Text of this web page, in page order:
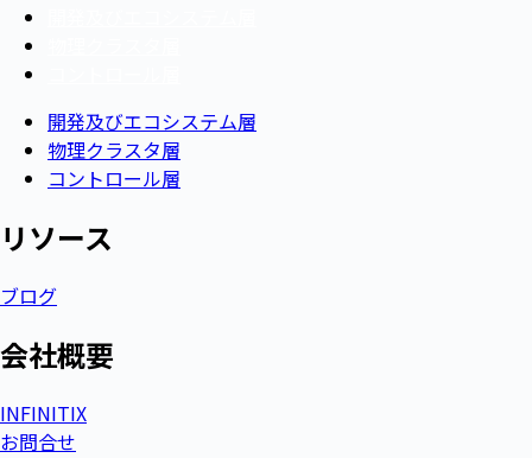
開発及びエコシステム層
物理クラスタ層
コントロール層
リソース​
ブログ
会社概要​
INFINITIX
お問合せ